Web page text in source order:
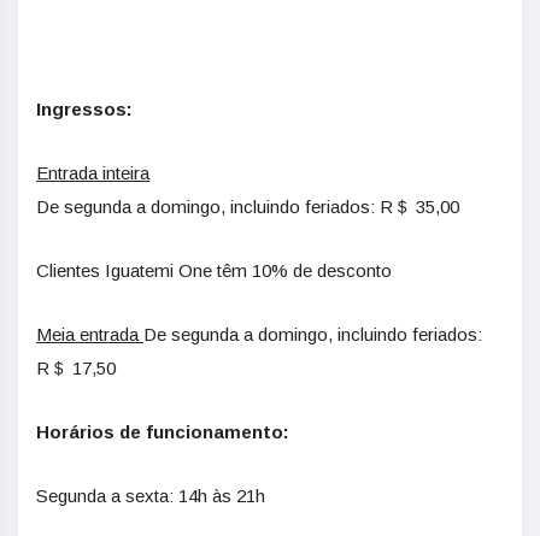
Ingressos:
Entrada inteira
De segunda a domingo, incluindo feriados: R＄ 35,00
Clientes Iguatemi One têm 10% de desconto
Meia entrada De segunda a domingo, incluindo feriados:
R＄ 17,50
Horários de funcionamento:
Segunda a sexta: 14h às 21h